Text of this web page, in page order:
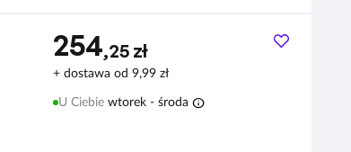
254,25 zł
+ dostawa od 9,99 zł
U Ciebie wtorek - środa info